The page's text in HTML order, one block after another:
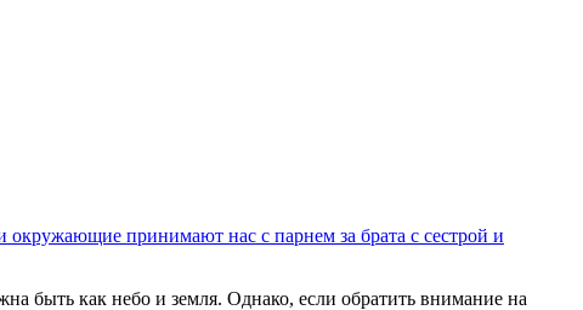
окружающие принимают нас с парнем за брата с сестрой и
быть как небо и земля. Однако, если обратить внимание на